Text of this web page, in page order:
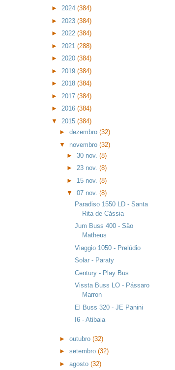
► 2024 (384)
► 2023 (384)
► 2022 (384)
► 2021 (288)
► 2020 (384)
► 2019 (384)
► 2018 (384)
► 2017 (384)
► 2016 (384)
▼ 2015 (384)
► dezembro (32)
▼ novembro (32)
►30 nov.(8)
►23 nov.(8)
► 15 nov.(8)
▼07 nov.(8)
Paradiso 1550 LD - Santa
Rita de Cássia
Jum Buss 400 - São
Matheus
Viaggio 1050 - Prelúdio
Solar - Paraty
Century - Play Bus
Vissta Buss LO - Pássaro
Marron
El Buss 320 - JE Panini
I6 - Atibaia
► outubro (32)
► setembro (32)
► agosto (32)